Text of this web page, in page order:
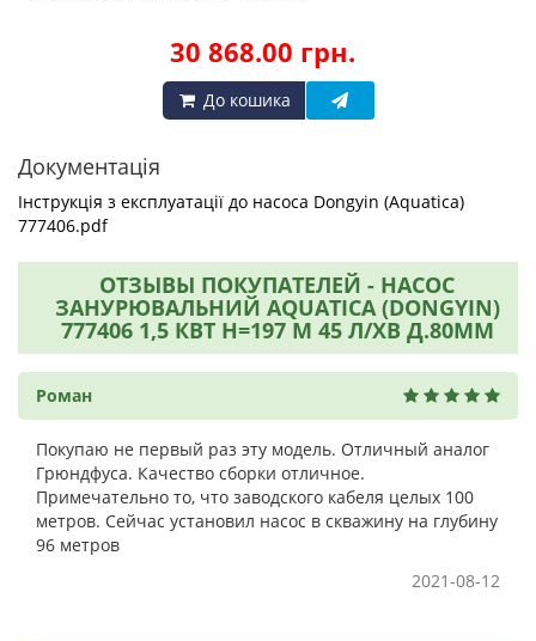
30 868.00 грн.
До кошика
Документація
Інструкція з експлуатації до насоса Dongyin (Aquatica)
777406.pdf
ОТЗЫВЫ ПОКУПАТЕЛЕЙ - НАСОС
ЗАНУРЮВАЛЬНИЙ AQUATICA (DONGYIN)
777406 1,5 КВТ H=197 М 45 Л/ХВ Д.80ММ
Роман
Покупаю не первый раз эту модель. Отличный аналог
Грюндфуса. Качество сборки отличное.
Примечательно то, что заводского кабеля целых 100
метров. Сейчас установил насос в скважину на глубину
96 метров
2021-08-12